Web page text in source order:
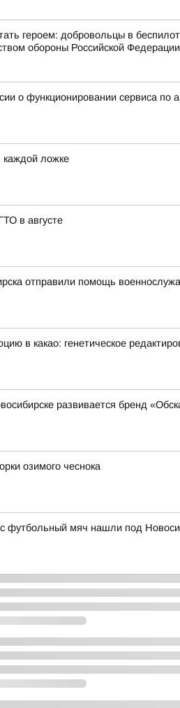
героем: добровольцы в
обороны Российской
о функционировании сервиса по
ложке
в августе
отправили помощь
в какао: генетическое
развивается бренд
озимого чеснока
футбольный мяч нашли под